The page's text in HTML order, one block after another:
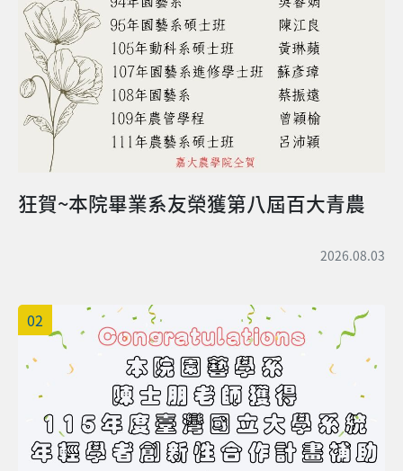
狂賀~本院畢業系友榮獲第八屆百大青農
2026.08.03
02